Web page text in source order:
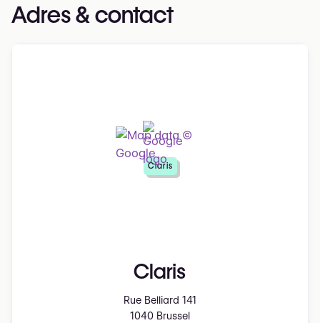
Adres & contact
Claris
Rue Belliard 141
1040 Brussel
Claris